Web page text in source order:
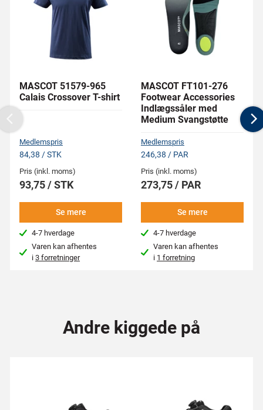
MASCOT 51579-965
Calais Crossover T-shirt
Medlemspris
84,38 / STK
Pris (inkl. moms)
93,75 / STK
Se mere
4-7 hverdage
Varen kan afhentes
i3 forretninger
MASCOT FT101-276
Footwear Accessories
Indlægssåler med
Medium Svangstøtte
Medlemspris
246,38 / PAR
Pris (inkl. moms)
273,75 / PAR
Se mere
4-7 hverdage
Varen kan afhentes
i 1 forretning
Previous
Andre kiggede på